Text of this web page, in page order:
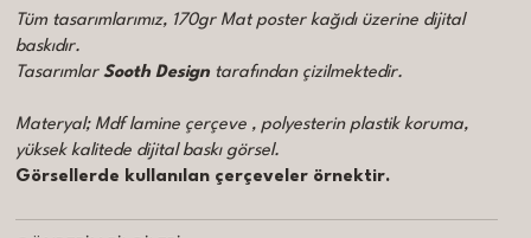
Tüm tasarımlarımız, 170gr Mat poster kağıdı üzerine dijital
baskıdır.
TasarımlarSooth Design tarafından çizilmektedir.
Materyal; Mdf lamine çerçeve , polyesterin plastik koruma,
yüksek kalitede dijital baskı görsel.
Görsellerde kullanılan çerçeveler örnektir.